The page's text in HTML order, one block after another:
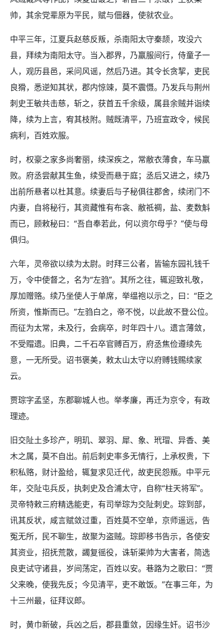
帅，其余党辈原为平民，赋与佃器，使就农业。
中平三年，江夏兵赵慈反叛，杀南阳太守秦颉，攻没六
县，拜续为南阳太守。当入郡界，乃羸服间行，侍童子一
人，观历县邑，采问风谣，然后乃进。其令长贪挈，吏民
良猾，悉逆知其状，郡内惊竦，莫不震慑。乃发兵与荆州
刺史王敏共击慈，斩之，获首五千余级，属县余贼并诣续
降，续为上言，宥其枝附。贼既清平，乃班宣政令，候民
病利，百姓欢服。
时，权豪之家多尚奢丽，续深疾之，常敝衣薄食，车马羸
败。府丞尝献其生鱼，续受而悬于庭；丞后又进之，续乃
出前所悬者以杜其意。续妻后与子秘俱往郡舍，续闭门不
内妻，自将秘行，其资藏惟有布衾、敝祗裯，盐、麦数斛
而已，顾敕秘曰：“吾自奉若此，何以资尔母乎？”使与母
俱归。
六年，灵帝欲以续为太尉。时拜三公者，皆输东园礼钱千
万，令中使督之，名为“左驺”。其所之往，辄迎致礼敬，
厚加赠赂。续乃坐使人于单席，举缊袍以示之，曰：“臣之
所资，惟斯而已。”左驺白之，帝不悦，以此故不登公位。
而征为太常，未及行，会病卒，时年四十八。遗言薄敛，
不受赗遗。旧典，二千石卒官赙百万，府丞焦俭遵续先
意，一无所受。诏书褒美，敕太山太守以府赙钱赐续家
云。
贾琮字孟坚，东郡聊城人也。举孝廉，再迁为京令，有政
理迹。
旧交阯土多珍产，明玑、翠羽、犀、象、玳瑁、异香、美
木之属，莫不自出。前后刺史率多无情行，上承权贵，下
积私赂，财计盈给，辄复求见迁代，故吏民怨叛。中平元
年，交阯屯兵反，执刺史及合浦太守，自称“柱天将军”。
灵帝特敕三府精选能吏，有司举琮为交阯刺史。琮到部，
讯其反状，咸言赋敛过重，百姓莫不空单，京师遥远，告
冤无所，民不聊生，故聚为盗贼。琮即移书告示，各使安
其资业，招抚荒散，蠲复徭役，诛斩渠帅为大害者，简选
良吏试守诸县，岁间荡定，百姓以安。巷路为之歌曰：“贾
父来晚，使我先反；今见清平，吏不敢饭。”在事三年，为
十三州最，征拜议郎。
时，黄巾新破，兵凶之后，郡县重敛，因缘生奸。诏书沙